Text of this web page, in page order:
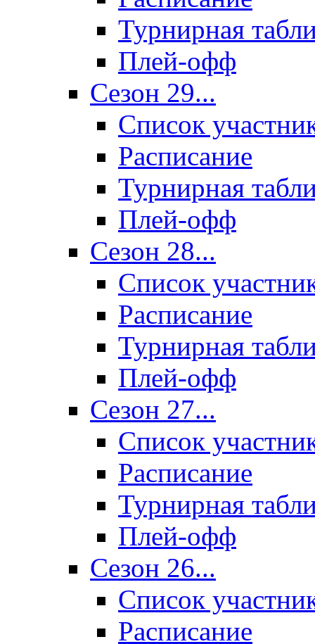
Турнирная
Плей-офф
Сезон 29...
Список
Расписание
Турнирная
Плей-офф
Сезон 28...
Список
Расписание
Турнирная
Плей-офф
Сезон 27...
Список
Расписание
Турнирная
Плей-офф
Сезон 26...
Список
Расписание